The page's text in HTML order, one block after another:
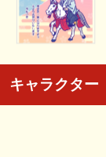
キャラクター